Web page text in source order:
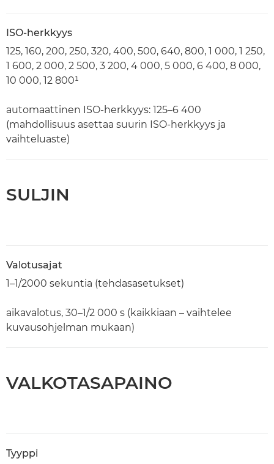
ISO-herkkyys
125, 160, 200, 250, 320, 400, 500, 640, 800, 1 000, 1 250,
1 600, 2 000, 2 500, 3 200, 4 000, 5 000, 6 400, 8 000,
10 000, 12 800¹
automaattinen ISO-herkkyys: 125–6 400
(mahdollisuus asettaa suurin ISO-herkkyys ja
vaihteluaste)
SULJIN
Valotusajat
1–1/2000 sekuntia (tehdasasetukset)
aikavalotus, 30–1/2 000 s (kaikkiaan – vaihtelee
kuvausohjelman mukaan)
VALKOTASAPAINO
Tyyppi